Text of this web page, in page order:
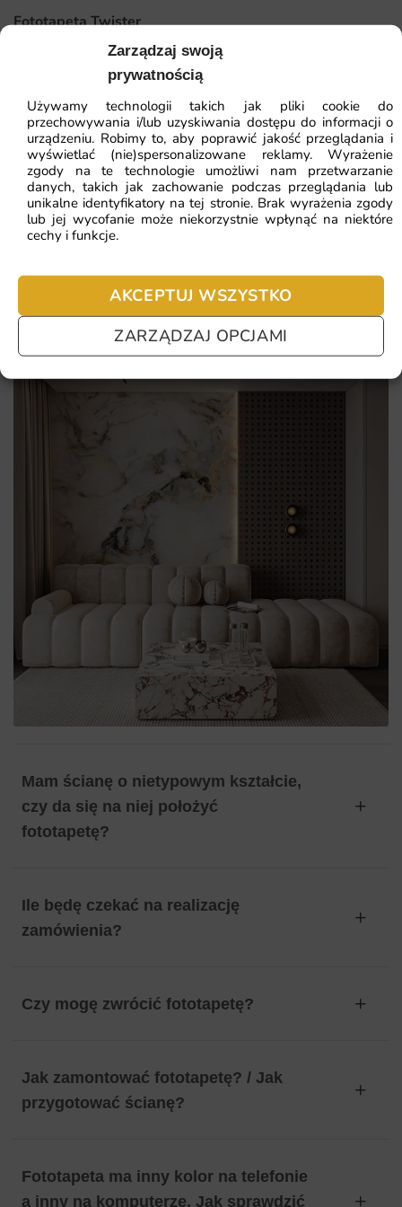
Zarządzaj swoją
prywatnością
Używamy technologii takich jak pliki cookie do
przechowywania i/lub uzyskiwania dostępu do informacji o
urządzeniu. Robimy to, aby poprawić jakość przeglądania i
wyświetlać (nie)spersonalizowane reklamy. Wyrażenie
zgody na te technologie umożliwi nam przetwarzanie
danych, takich jak zachowanie podczas przeglądania lub
unikalne identyfikatory na tej stronie. Brak wyrażenia zgody
lub jej wycofanie może niekorzystnie wpłynąć na niektóre
cechy i funkcje.
AKCEPTUJ WSZYSTKO
ZARZĄDZAJ OPCJAMI
Wykonanie z materiałów najwyższej jakości z
ekologicznym drukiem lateksowym
Indywidualne wymiary dopasowane do każdej ściany,
niezależnie od jej rozmiaru
Wyraziste kolory i ostre detale, które zachowują trwałość
przez wiele lat
Szybka realizacja zamówienia i bezpieczna wysyłka
prosto do Twojego domu
Fototapeta Twister
64.51zł
Najniższa cena z 30 dni:41.93 zł
ZOBACZ WSZYSTKIE
Najczęściej zadawane pytania
nie chcesz czekać – sprawdź najczęściej zadawane pytania.
Mam ścianę o nietypowym kształcie,
czy da się na niej położyć
fototapetę?
Ile będę czekać na realizację
zamówienia?
Czy mogę zwrócić fototapetę?
Jak zamontować fototapetę? / Jak
przygotować ścianę?
Fototapeta ma inny kolor na telefonie
a inny na komputerze. Jak sprawdzić